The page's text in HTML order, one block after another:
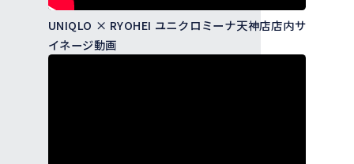
UNIQLO × RYOHEI ユニクロミーナ天神店店内サ
イネージ動画